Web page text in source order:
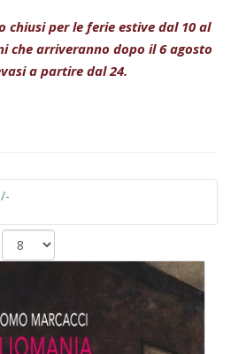
per le ferie estive dal 10 al
che arriveranno dopo il 6 agosto
a partire dal 24.